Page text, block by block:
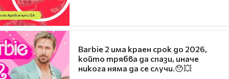
Barbie 2 има краен срок до 2026,
който трябва да спази, иначе
никога няма да се случи.😯💥